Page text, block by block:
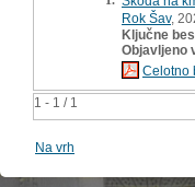
1 - 1 / 1
Rok Šav,
Ključne
Objavljeno
Celotno
Na vrh